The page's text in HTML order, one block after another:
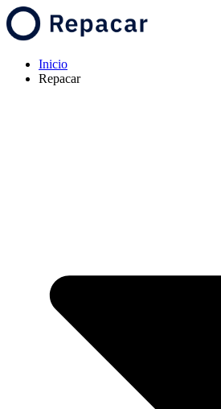
Inicio
Repacar